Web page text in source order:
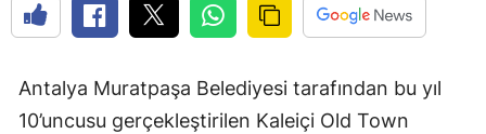
Antalya Muratpaşa Belediyesi tarafından bu yıl
10’uncusu gerçekleştirilen Kaleiçi Old Town